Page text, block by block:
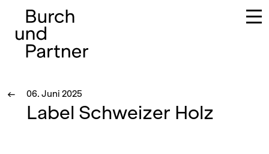
Hauptnavigation
← 06. Juni 2025
Label Schweizer Holz